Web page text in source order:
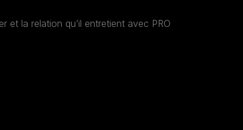
et la relation qu’il entretient avec PRO